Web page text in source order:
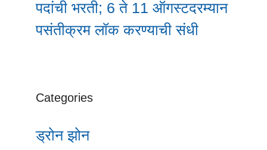
पदांची भरती; 6 ते 11 ऑगस्टदरम्यान
पसंतीक्रम लॉक करण्याची संधी
Categories
ड्रोन झोन